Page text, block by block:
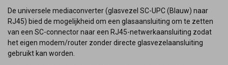
De universele mediaconverter (glasvezel SC-UPC (Blauw) naar
RJ45) bied de mogelijkheid om een glasaansluiting om te zetten
van een SC-connector naar een RJ45-netwerkaansluiting zodat
het eigen modem/router zonder directe glasvezelaansluiting
gebruikt kan worden.